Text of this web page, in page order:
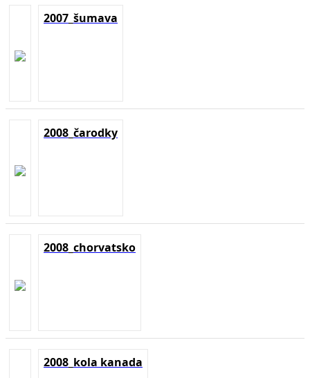
2007_šumava
2008_čarodky
2008_chorvatsko
2008_kola kanada